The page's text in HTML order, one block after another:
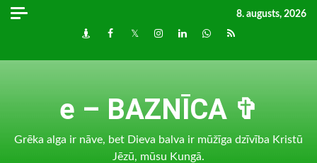
Skip
8. augusts, 2026
DraugiemFacebook
TwitterInstagram
LinkedInwhatsapp
RSS
e – BAZNĪCA ✞
Grēka alga ir nāve, bet Dieva balva ir mūžīga dzīvība Kristū
Jēzū, mūsu Kungā.